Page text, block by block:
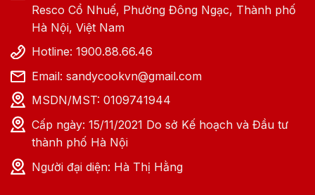
Resco Cổ Nhuế, Phường Đông Ngạc, Thành phố
Hà Nội, Việt Nam
Hotline: 1900.88.66.46
Email: sandycookvn@gmail.com
MSDN/MST: 0109741944
Cấp ngày: 15/11/2021 Do sở Kế hoạch và Đầu tư
thành phố Hà Nội
Người đại diện: Hà Thị Hằng